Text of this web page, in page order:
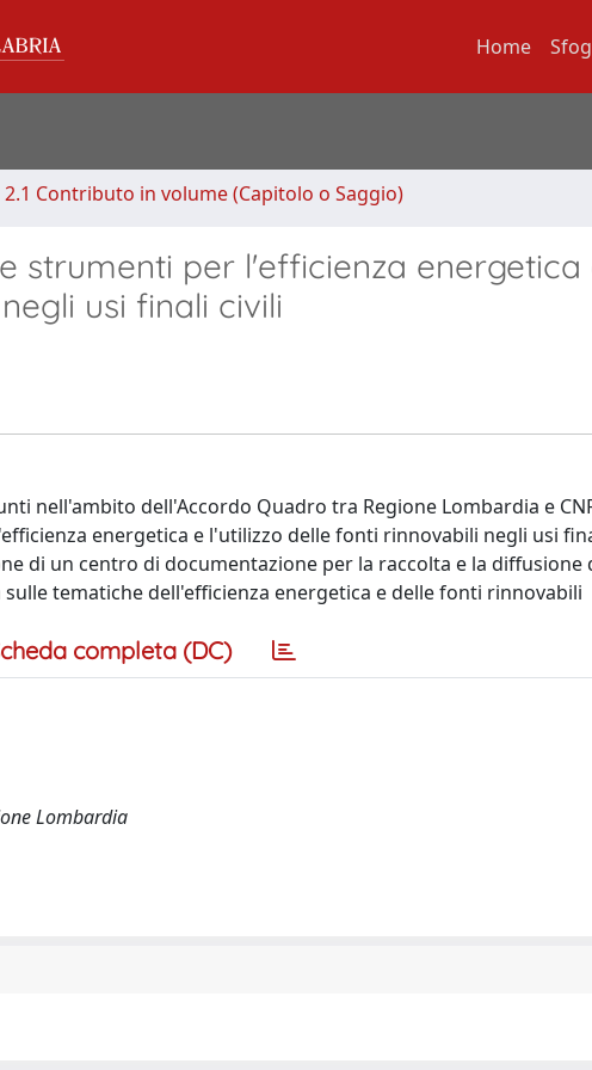
Home
2.1 Contributo in volume (Capitolo o Saggio)
strumenti per l'efficienza energetica
usi finali civili
nell'ambito dell'Accordo Quadro tra Regione Lombardia e
energetica e l'utilizzo delle fonti rinnovabili negli usi
di un centro di documentazione per la raccolta e la diffusione
tematiche dell'efficienza energetica e delle fonti rinnovabili
completa (DC)
Lombardia